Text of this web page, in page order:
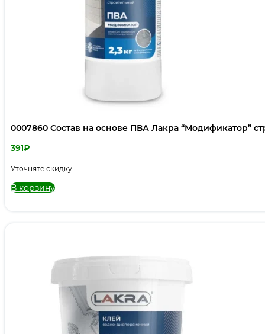
0007860 Состав на основе ПВА Лакра “Модификатор”
391₽
Уточняте скидку
В корзину